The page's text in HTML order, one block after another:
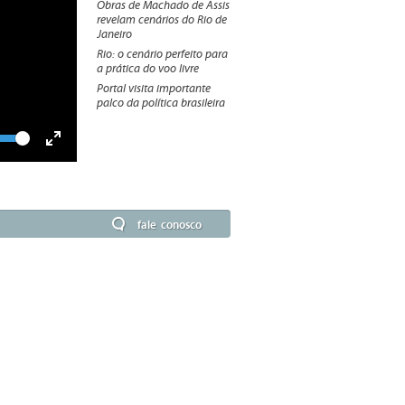
Obras de Machado de Assis
revelam cenários do Rio de
Janeiro
Rio: o cenário perfeito para
a prática do voo livre
Portal visita importante
palco da política brasileira
fale conosco